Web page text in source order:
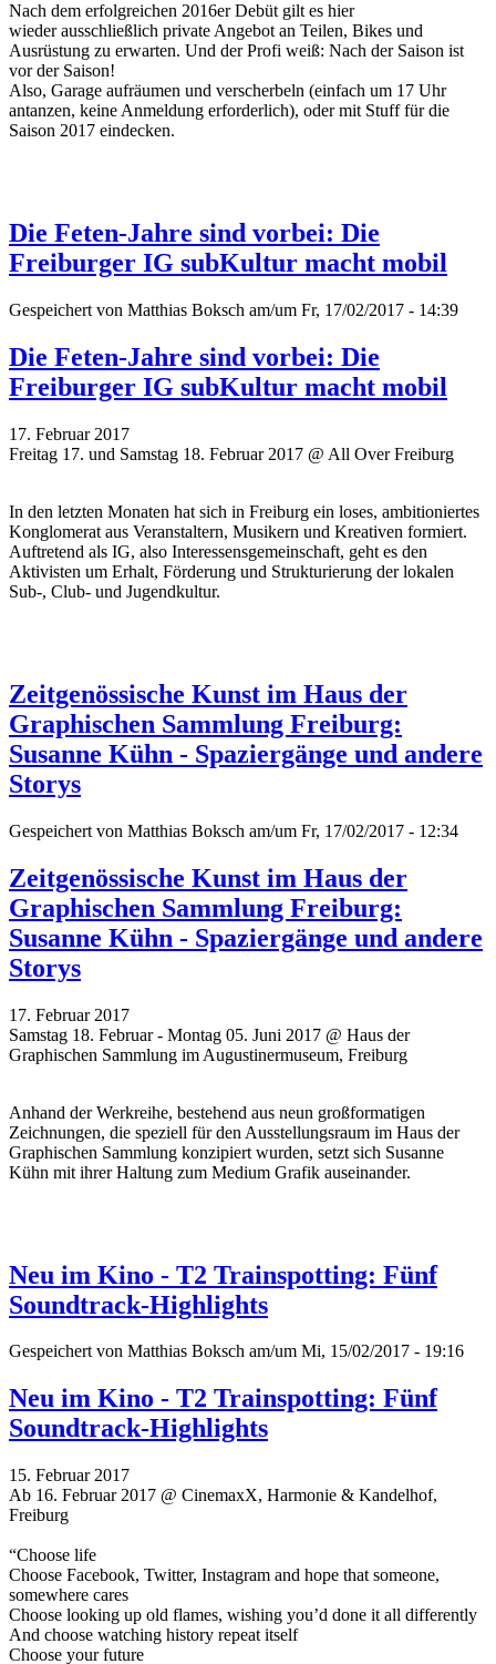
Nach dem erfolgreichen 2016er Debüt gilt es hier
wieder ausschließlich private Angebot an Teilen, Bikes und
Ausrüstung zu erwarten. Und der Profi weiß: Nach der Saison ist
vor der Saison!
Also, Garage aufräumen und verscherbeln (einfach um 17 Uhr
antanzen, keine Anmeldung erforderlich), oder mit Stuff für die
Saison 2017 eindecken.
Die Feten-Jahre sind vorbei: Die
Freiburger IG subKultur macht mobil
Gespeichert von Matthias Boksch am/um Fr, 17/02/2017 - 14:39
Die Feten-Jahre sind vorbei: Die
Freiburger IG subKultur macht mobil
17. Februar 2017
Freitag 17. und Samstag 18. Februar 2017 @ All Over Freiburg
In den letzten Monaten hat sich in Freiburg ein loses, ambitioniertes
Konglomerat aus Veranstaltern, Musikern und Kreativen formiert.
Auftretend als IG, also Interessensgemeinschaft, geht es den
Aktivisten um Erhalt, Förderung und Strukturierung der lokalen
Sub-, Club- und Jugendkultur.
Zeitgenössische Kunst im Haus der
Graphischen Sammlung Freiburg:
Susanne Kühn - Spaziergänge und andere
Storys
Gespeichert von Matthias Boksch am/um Fr, 17/02/2017 - 12:34
Zeitgenössische Kunst im Haus der
Graphischen Sammlung Freiburg:
Susanne Kühn - Spaziergänge und andere
Storys
17. Februar 2017
Samstag 18. Februar - Montag 05. Juni 2017 @ Haus der
Graphischen Sammlung im Augustinermuseum, Freiburg
Anhand der Werkreihe, bestehend aus neun großformatigen
Zeichnungen, die speziell für den Ausstellungsraum im Haus der
Graphischen Sammlung konzipiert wurden, setzt sich Susanne
Kühn mit ihrer Haltung zum Medium Grafik auseinander.
Neu im Kino - T2 Trainspotting: Fünf
Soundtrack-Highlights
Gespeichert von Matthias Boksch am/um Mi, 15/02/2017 - 19:16
Neu im Kino - T2 Trainspotting: Fünf
Soundtrack-Highlights
15. Februar 2017
Ab 16. Februar 2017 @ CinemaxX, Harmonie & Kandelhof,
Freiburg
“Choose life
Choose Facebook, Twitter, Instagram and hope that someone,
somewhere cares
Choose looking up old flames, wishing you’d done it all differently
And choose watching history repeat itself
Choose your future